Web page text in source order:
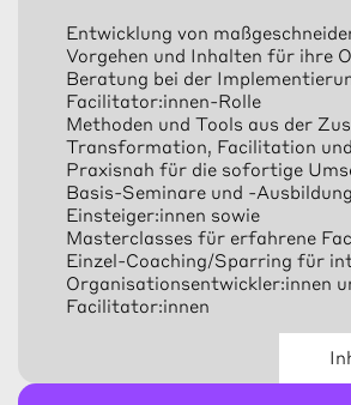
Entwicklung von
Vorgehen und Inhalten für ihre
Beratung bei der
Facilitator:innen-Rolle
Methoden und Tools aus der
Transformation, Facilitation
Praxisnah für die sofortige
Basis-Seminare und -
Einsteiger:innen sowie
Masterclasses für erfahrene
Einzel-Coaching/Sparring für
Organisationsentwickler:innen
Facilitator:innen